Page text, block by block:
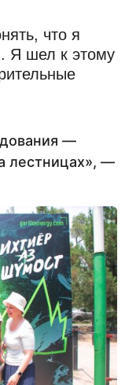
что я
Я шел к этому
—
лестницах», —